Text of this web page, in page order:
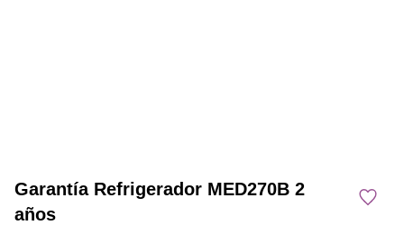
Garantía Refrigerador MED270B 2
años